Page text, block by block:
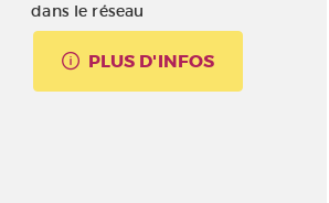
dans le réseau
PLUS D'INFOS